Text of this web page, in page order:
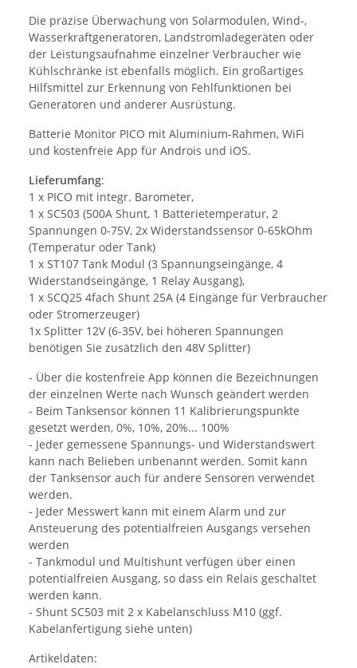
Die präzise Überwachung von Solarmodulen, Wind-,
Wasserkraftgeneratoren, Landstromladegeräten oder
der Leistungsaufnahme einzelner Verbraucher wie
Kühlschränke ist ebenfalls möglich. Ein großartiges
Hilfsmittel zur Erkennung von Fehlfunktionen bei
Generatoren und anderer Ausrüstung.
Batterie Monitor PICO mit Aluminium-Rahmen, WiFi
und kostenfreie App für Androis und iOS.
Lieferumfang:
1 x PICO mit integr. Barometer,
1 x SC503 (500A Shunt, 1 Batterietemperatur, 2
Spannungen 0-75V, 2x Widerstandssensor 0-65kOhm
(Temperatur oder Tank)
1 x ST107 Tank Modul (3 Spannungseingänge, 4
Widerstandseingänge, 1 Relay Ausgang),
1 x SCQ25 4fach Shunt 25A (4 Eingänge für Verbraucher
oder Stromerzeuger)
1x Splitter 12V (6-35V, bei höheren Spannungen
benötigen Sie zusätzlich den 48V Splitter)
- Über die kostenfreie App können die Bezeichnungen
der einzelnen Werte nach Wunsch geändert werden
- Beim Tanksensor können 11 Kalibrierungspunkte
gesetzt werden, 0%, 10%, 20%... 100%
- Jeder gemessene Spannungs- und Widerstandswert
kann nach Belieben unbenannt werden. Somit kann
der Tanksensor auch für andere Sensoren verwendet
werden.
- Jeder Messwert kann mit einem Alarm und zur
Ansteuerung des potentialfreien Ausgangs versehen
werden
- Tankmodul und Multishunt verfügen über einen
potentialfreien Ausgang, so dass ein Relais geschaltet
werden kann.
- Shunt SC503 mit 2 x Kabelanschluss M10 (ggf.
Kabelanfertigung siehe unten)
Artikeldaten: